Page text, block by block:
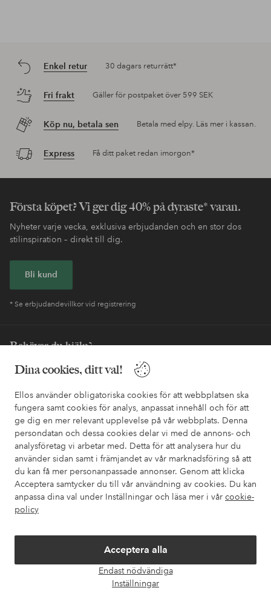
Dina cookies, ditt val!
Ellos använder obligatoriska cookies för att webbplatsen ska
fungera samt cookies för analys, anpassat innehåll och för att
ge dig en mer relevant upplevelse på vår webbplats. Denna
persondatan och dessa cookies delar vi med de annons- och
analysföretag vi arbetar med. Detta för att analysera hur du
använder sidan samt i främjandet av vår marknadsföring så att
du kan få mer personanpassade annonser. Genom att klicka
Acceptera samtycker du till vår användning av cookies. Du kan
anpassa dina val under Inställningar och läsa mer i vår cookie-
policy
Acceptera alla
Endast nödvändiga
Inställningar
Enkel retur 30 dagars returrätt*
Fri frakt Gäller för postpaket över 599 SEK
Köp nu, betala sen Betala med elpy. Läs mer i kassan.
Express Få ditt paket redan imorgon*
Första köpet? Vi ger dig 40% på dyraste* varan.
Nyheter varje vecka, exklusiva erbjudanden och en stor dos
stilinspiration – direkt till dig.
Bli kund
* Se erbjudandevillkor vid registrering
Behöver du hjälp?
I vår FAQ hittar du svaren på de vanligaste frågorna. Här finns
också information om hur du enklast kontaktar oss.
Kundservice Beställning Betalsätt
Mina sidor
Om Ellos
Villkor